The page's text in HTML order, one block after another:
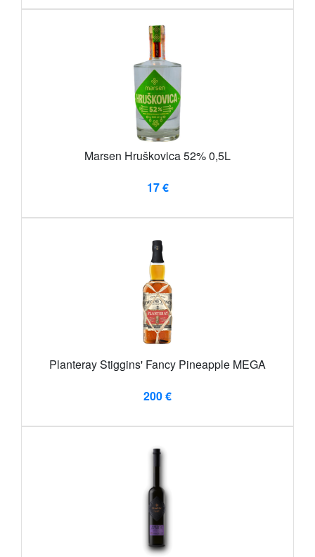
Marsen Hruškovica 52% 0,5L
17 €
Planteray Stiggins' Fancy Pineapple MEGA
200 €